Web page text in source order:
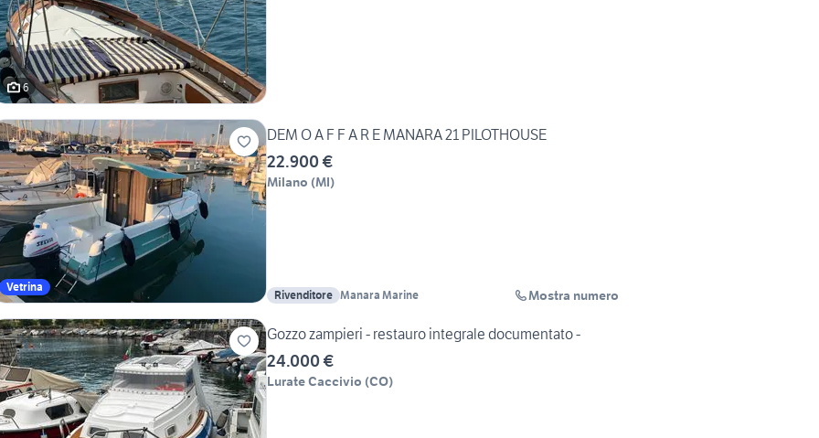
6
Vetrina
DEM O A F F A R E MANARA 21 PILOTHOUSE
22.900 €
Milano (MI)
Rivenditore Manara Marine Mostra numero
Gozzo zampieri - restauro integrale documentato -
24.000 €
Lurate Caccivio (CO)